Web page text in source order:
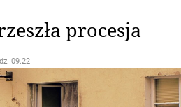
procesja
09.22